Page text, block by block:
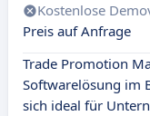
Kostenlose
Preis auf Anfrage
Trade Promotion
Softwarelösung im
sich ideal für